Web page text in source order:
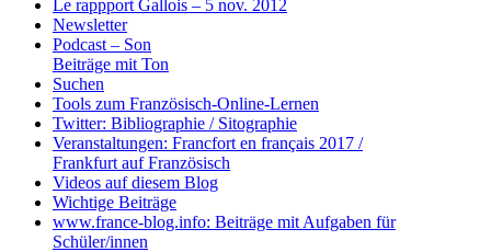
Le rappport Gallois – 5 nov. 2012
Newsletter
Podcast – Son
Beiträge mit Ton
Suchen
Tools zum Französisch-Online-Lernen
Twitter: Bibliographie / Sitographie
Veranstaltungen: Francfort en français 2017 /
Frankfurt auf Französisch
Videos auf diesem Blog
Wichtige Beiträge
www.france-blog.info: Beiträge mit Aufgaben für
Schüler/innen